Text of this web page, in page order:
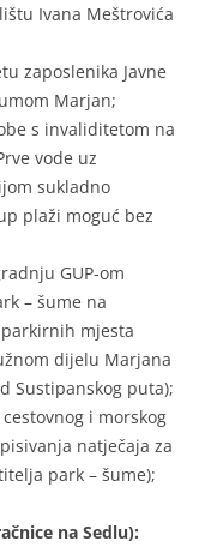
Ivana Meštrovića
zaposlenika Javne
Marjan;
s invaliditetom na
vode uz
sukladno
plaži moguć bez
GUP-om
– šume na
mjesta
dijelu Marjana
Sustipanskog puta);
i morskog
natječaja za
park – šume);
na Sedlu):